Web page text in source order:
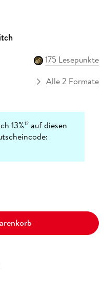
175 Lesepunkte
Alle 2 Formate
13%12 auf diesen